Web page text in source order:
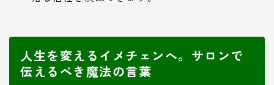
人生を変えるイメチェンへ。サロンで
伝えるべき魔法の言葉